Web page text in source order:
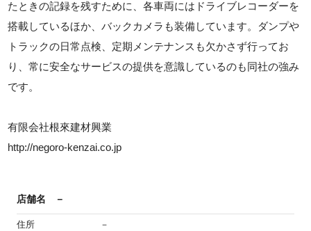
たときの記録を残すために、各車両にはドライブレコーダーを
搭載しているほか、バックカメラも装備しています。ダンプや
トラックの日常点検、定期メンテナンスも欠かさず行ってお
り、常に安全なサービスの提供を意識しているのも同社の強み
です。
有限会社根來建材興業
http://negoro-kenzai.co.jp
店舗名 －
住所 －